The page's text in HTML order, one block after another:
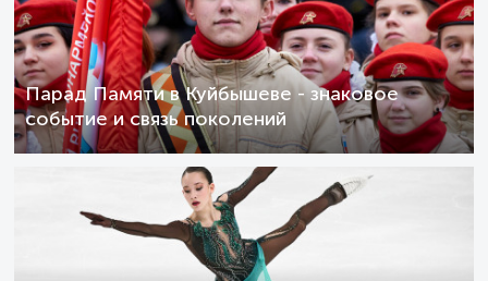
Парад Памяти в Куйбышеве - знаковое
событие и связь поколений